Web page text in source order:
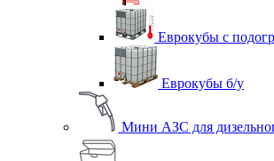
Еврокубы с
Еврокубы б/у
Мини АЗС для